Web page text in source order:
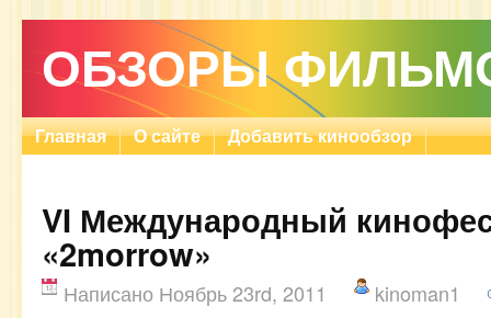
ОБЗОРЫ
Главная О сайте Добавить кинообзор
VI Международный
«2morrow»
Написано Ноябрь 23rd, 2011 kinoman1